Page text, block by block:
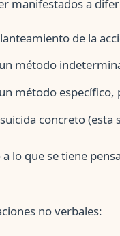
manifestados a
de la
método
método específico,
concreto
lo que se tiene
no verbales: